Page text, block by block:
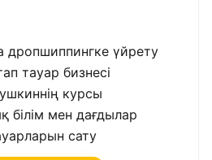
дропшиппингке үйрету
тауар бизнесі
курсы
білім мен дағдылар
сату